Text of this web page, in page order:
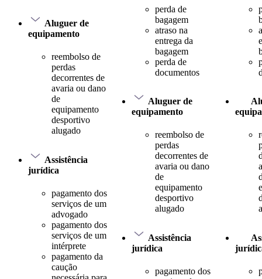
Aluguer de
equipamento
reembolso de
perdas
decorrentes de
avaria ou dano
de
equipamento
desportivo
alugado
Assistência
jurídica
pagamento dos
serviços de um
advogado
pagamento dos
serviços de um
intérprete
pagamento da
caução
perda de
bagagem
atraso na
entrega da
bagagem
perda de
documentos
Aluguer de
equipamento
reembolso de
perdas
decorrentes de
avaria ou dano
de
equipamento
desportivo
alugado
Assistência
jurídica
pagamento dos